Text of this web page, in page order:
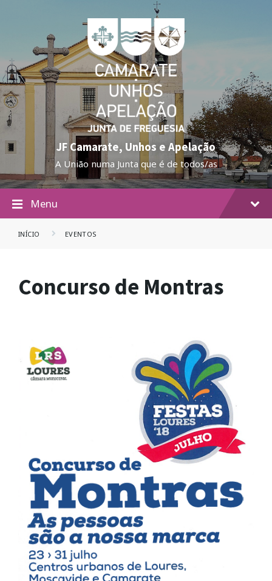
JF Camarate, Unhos e Apelação
A União numa Junta que é de todos/as
Menu
INÍCIO EVENTOS
Concurso de Montras